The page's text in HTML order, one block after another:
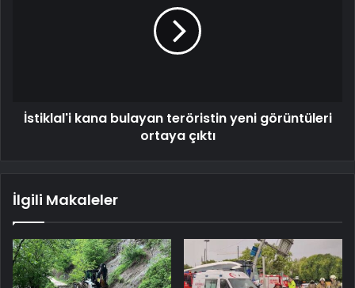
İstiklal'i kana bulayan teröristin yeni görüntüleri
ortaya çıktı
İlgili Makaleler